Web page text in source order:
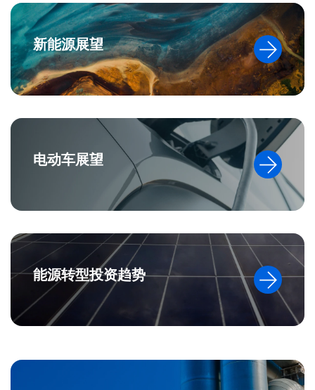
新能源展望
电动车展望
能源转型投资趋势